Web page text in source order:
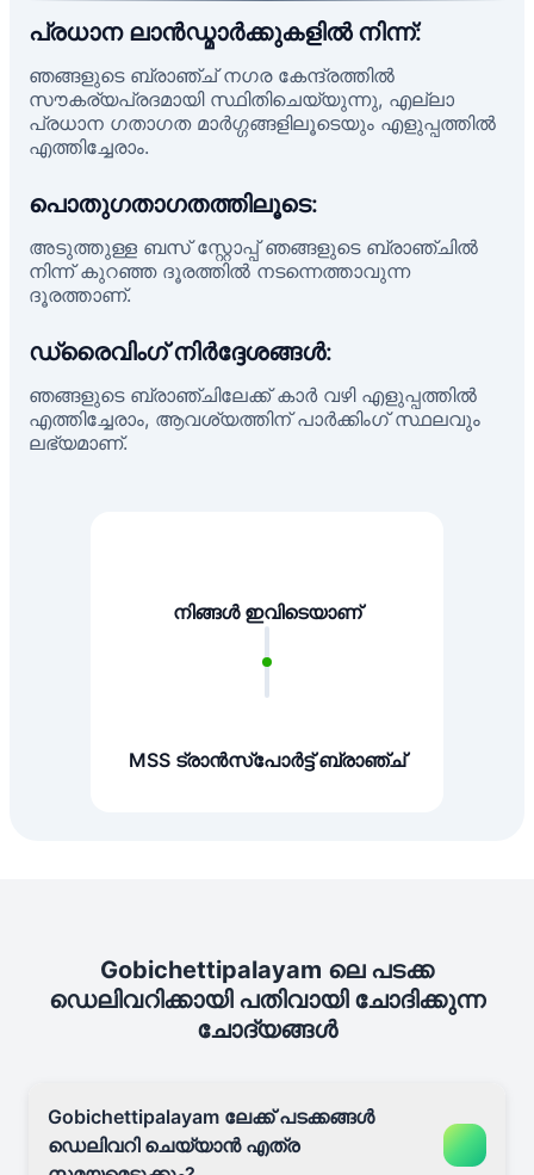
പ്രധാന ലാൻഡ്മാർക്കുകളിൽ നിന്ന്:
ഞങ്ങളുടെ ബ്രാഞ്ച് നഗര കേന്ദ്രത്തിൽ
സൗകര്യപ്രദമായി സ്ഥിതിചെയ്യുന്നു, എല്ലാ
പ്രധാന ഗതാഗത മാർഗ്ഗങ്ങളിലൂടെയും എളുപ്പത്തിൽ
എത്തിച്ചേരാം.
പൊതുഗതാഗതത്തിലൂടെ:
അടുത്തുള്ള ബസ് സ്റ്റോപ്പ് ഞങ്ങളുടെ ബ്രാഞ്ചിൽ
നിന്ന് കുറഞ്ഞ ദൂരത്തിൽ നടന്നെത്താവുന്ന
ദൂരത്താണ്.
ഡ്രൈവിംഗ് നിർദ്ദേശങ്ങൾ:
ഞങ്ങളുടെ ബ്രാഞ്ചിലേക്ക് കാർ വഴി എളുപ്പത്തിൽ
എത്തിച്ചേരാം, ആവശ്യത്തിന് പാർക്കിംഗ് സ്ഥലവും
ലഭ്യമാണ്.
നിങ്ങൾ ഇവിടെയാണ്
MSS ട്രാൻസ്പോർട്ട് ബ്രാഞ്ച്
Gobichettipalayam ലെ പടക്ക
ഡെലിവറിക്കായി പതിവായി ചോദിക്കുന്ന
ചോദ്യങ്ങൾ
Gobichettipalayam ലേക്ക് പടക്കങ്ങൾ
ഡെലിവറി ചെയ്യാൻ എത്ര